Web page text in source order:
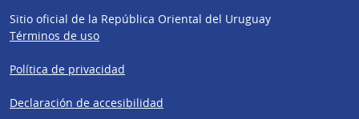
Sitio oficial de la República Oriental del Uruguay
Términos de uso
Política de privacidad
Declaración de accesibilidad